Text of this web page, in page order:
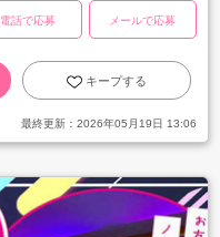
電話で応募 メールで応募
キープする
最終更新： 2026年05月19日 13:06